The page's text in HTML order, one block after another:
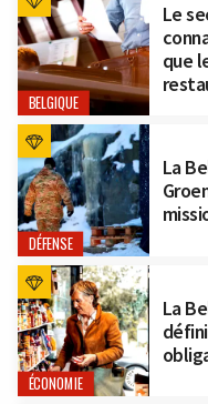
BELGIQUE
Le
que
DÉFENSE
La
ÉCONOMIE
La